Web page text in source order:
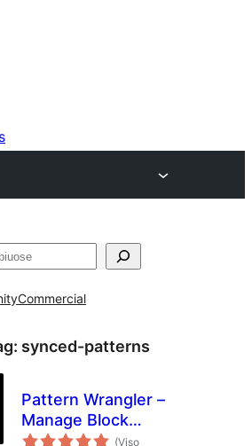
Commercial
synced-patterns
Pattern Wrangler –
Manage Block
Patterns and(Viso